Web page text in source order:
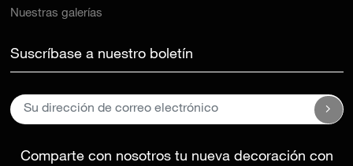
Nuestras galerías
Suscríbase a nuestro boletín
Comparte con nosotros tu nueva decoración con